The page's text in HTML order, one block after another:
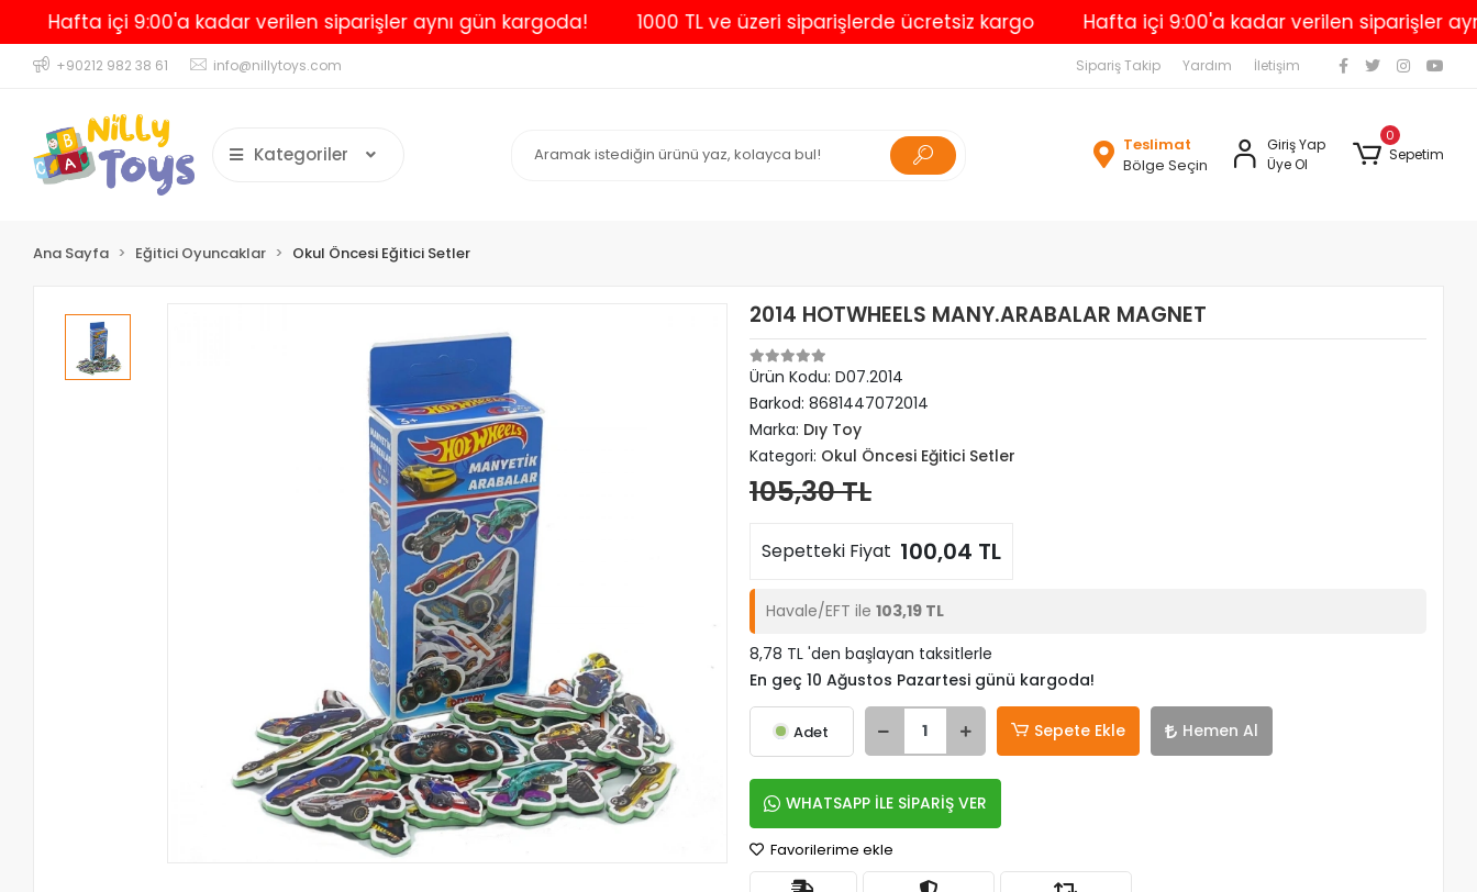
içi 9:00'a kadar verilen siparişler aynı gün kargoda! 1000 TL ve üzeri siparişlerde ücretsiz kargo Hafta içi 9:00'a kadar verilen siparişler aynı
+90212 982 38 61 info@nillytoys.com Sipariş Takip Yardım İletişim
Kategoriler
Teslimat
Bölge Seçin
Giriş Yap
Üye Ol
0
Sepetim
Ana Sayfa Eğitici Oyuncaklar Okul Öncesi Eğitici Setler
2014 HOTWHEELS MANY.ARABALAR MAGNET
Ürün Kodu: D07.2014
Barkod: 8681447072014
Marka: Dıy Toy
Kategori: Okul Öncesi Eğitici Setler
105,30 TL
Sepetteki Fiyat 100,04 TL
Havale/EFT ile 103,19 TL
8,78 TL 'den başlayan taksitlerle
En geç 10 Ağustos Pazartesi günü kargoda!
Adet Sepete Ekle Hemen Al
WHATSAPP İLE SİPARİŞ VER
Favorilerime ekle